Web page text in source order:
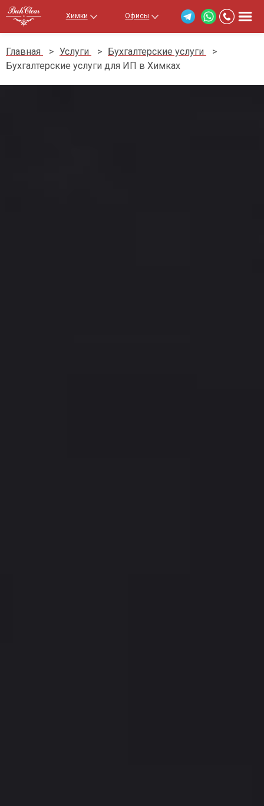
Химки Офисы
Главная > Услуги > Бухгалтерские услуги
>
Бухгалтерские услуги для ИП в Химках